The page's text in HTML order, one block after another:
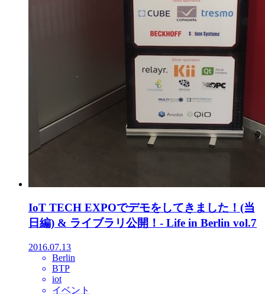
IoT TECH EXPOでデモをしてきました！(当
日編) & ライブラリ公開！- Life in Berlin vol.7
2016.07.13
Berlin
BTP
iot
イベント